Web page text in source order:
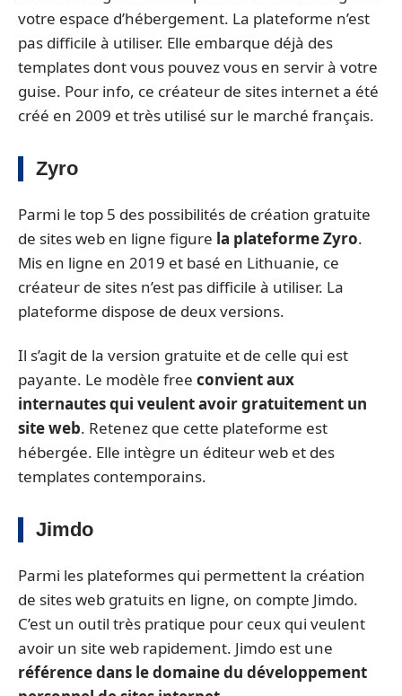
votre espace d’hébergement. La plateforme n’est
pas difficile à utiliser. Elle embarque déjà des
templates dont vous pouvez vous en servir à votre
guise. Pour info, ce créateur de sites internet a été
créé en 2009 et très utilisé sur le marché français.
Zyro
Parmi le top 5 des possibilités de création gratuite
de sites web en ligne figure la plateforme Zyro.
Mis en ligne en 2019 et basé en Lithuanie, ce
créateur de sites n’est pas difficile à utiliser. La
plateforme dispose de deux versions.
Il s’agit de la version gratuite et de celle qui est
payante. Le modèle free convient aux
internautes qui veulent avoir gratuitement un
site web. Retenez que cette plateforme est
hébergée. Elle intègre un éditeur web et des
templates contemporains.
Jimdo
Parmi les plateformes qui permettent la création
de sites web gratuits en ligne, on compte Jimdo.
C’est un outil très pratique pour ceux qui veulent
avoir un site web rapidement. Jimdo est une
référence dans le domaine du développement